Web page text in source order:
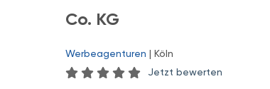
Co. KG
Werbeagenturen | Köln
Jetzt bewerten